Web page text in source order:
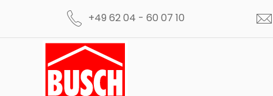
+49 62 04 - 60 07 10